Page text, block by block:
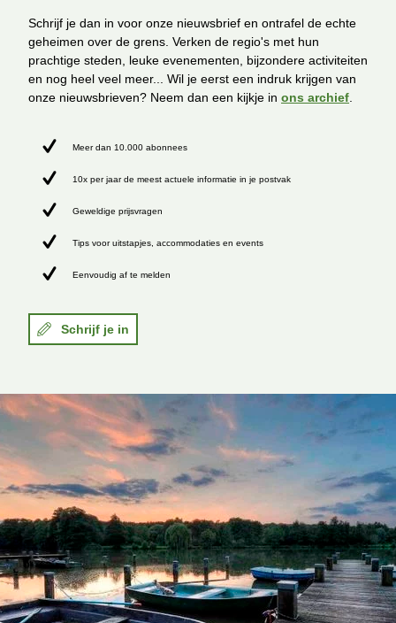
Schrijf je dan in voor onze nieuwsbrief en ontrafel de echte
geheimen over de grens. Verken de regio's met hun
prachtige steden, leuke evenementen, bijzondere activiteiten
en nog heel veel meer... Wil je eerst een indruk krijgen van
onze nieuwsbrieven? Neem dan een kijkje in ons archief
Meer dan 10.000 abonnees
10x per jaar de meest actuele informatie in je postvak
Geweldige prijsvragen
Tips voor uitstapjes, accommodaties en events
Eenvoudig af te melden
Schrijf je in